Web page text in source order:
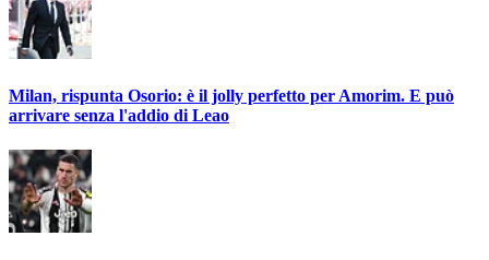
Milan, rispunta Osorio: è il jolly perfetto per Amorim. E può
arrivare senza l'addio di Leao